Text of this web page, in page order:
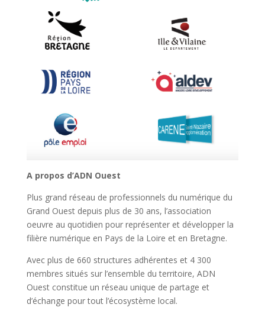
A propos d’ADN Ouest
Plus grand réseau de professionnels du numérique du
Grand Ouest depuis plus de 30 ans, l’association
oeuvre au quotidien pour représenter et développer la
filière numérique en Pays de la Loire et en Bretagne.
Avec plus de 660 structures adhérentes et 4 300
membres situés sur l’ensemble du territoire, ADN
Ouest constitue un réseau unique de partage et
d’échange pour tout l’écosystème local.